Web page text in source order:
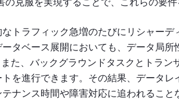
トラフィック急増のたびにリシャーデ
タベース展開においても、データ局所
た、バックグラウンドタスクとトラン
を進行できます。その結果、データレ
ナンス時間や障害対応に追われること